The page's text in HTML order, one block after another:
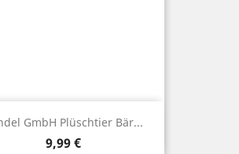
GmbH Plüschtier Bär...
Preis
9,99 €